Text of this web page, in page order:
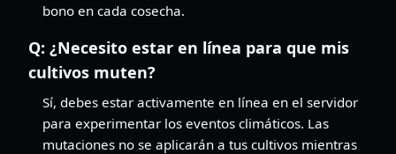
bono en cada cosecha.
Q: ¿Necesito estar en línea para que mis
cultivos muten?
Sí, debes estar activamente en línea en el servidor
para experimentar los eventos climáticos. Las
mutaciones no se aplicarán a tus cultivos mientras